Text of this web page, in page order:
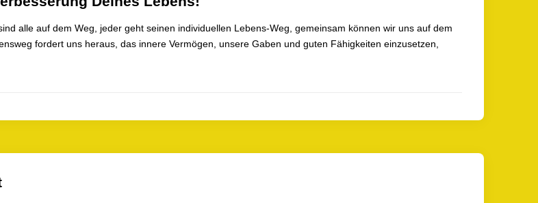
alle auf dem Weg, jeder geht seinen individuellen Lebens-Weg, gemeinsam können wir uns auf dem
fordert uns heraus, das innere Vermögen, unsere Gaben und guten Fähigkeiten einzusetzen,